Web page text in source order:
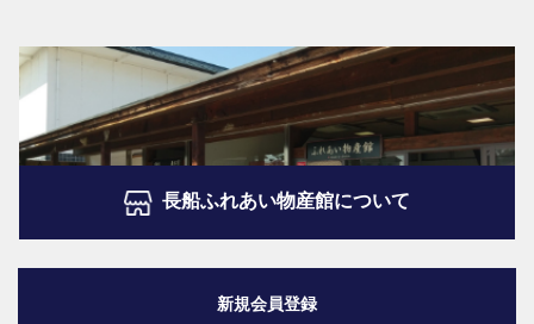
長船ふれあい物産館について
新規会員登録